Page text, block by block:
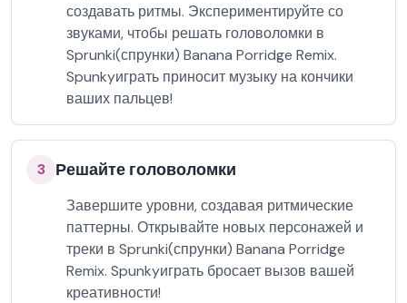
создавать ритмы. Экспериментируйте со
звуками, чтобы решать головоломки в
Sprunki(спрунки) Banana Porridge Remix.
Spunkyиграть приносит музыку на кончики
ваших пальцев!
3 Решайте головоломки
Завершите уровни, создавая ритмические
паттерны. Открывайте новых персонажей и
треки в Sprunki(спрунки) Banana Porridge
Remix. Spunkyиграть бросает вызов вашей
креативности!